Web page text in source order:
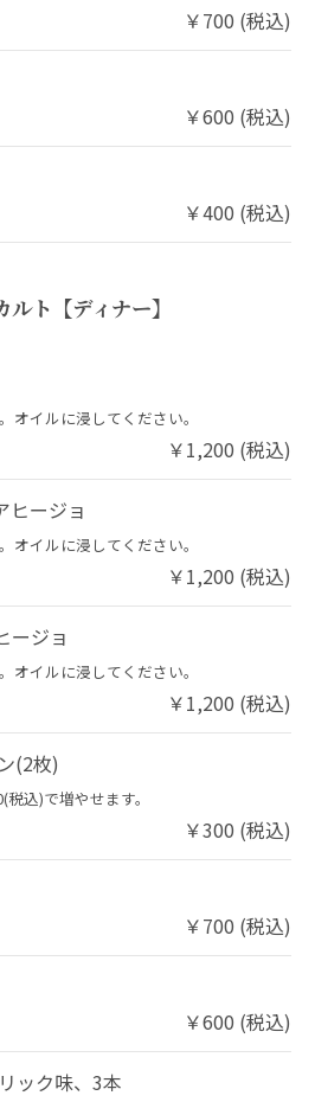
￥700 (税込)
￥600 (税込)
￥400 (税込)
ト【ディナー】
オイルに浸してください。
￥1,200 (税込)
ヒージョ
オイルに浸してください。
￥1,200 (税込)
ージョ
オイルに浸してください。
￥1,200 (税込)
(2枚)
込)で増やせます。
￥300 (税込)
￥700 (税込)
￥600 (税込)
ック味、3本